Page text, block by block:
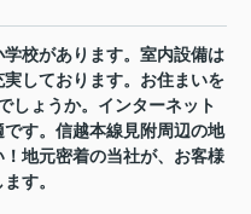
校があります。室内設備は
しております。お住まいを
しょうか。インターネット
す。信越本線見附周辺の地
地元密着の当社が、お客様
す。